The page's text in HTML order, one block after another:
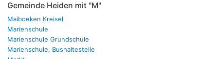
Gemeinde Heiden mit "M"
Maiboeken Kreisel
Marienschule
Marienschule Grundschule
Marienschule, Bushaltestelle